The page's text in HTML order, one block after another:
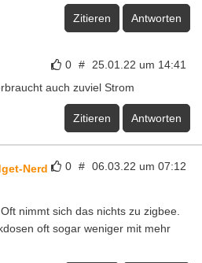
Zitieren Antworten
0 # 25.01.22 um 14:41
auch zuviel Strom
Zitieren Antworten
0 # 06.03.22 um 07:12
Nerd
nimmt sich das nichts zu zigbee.
oft sogar weniger mit mehr